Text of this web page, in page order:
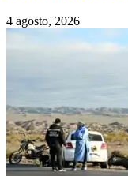
4 agosto, 2026